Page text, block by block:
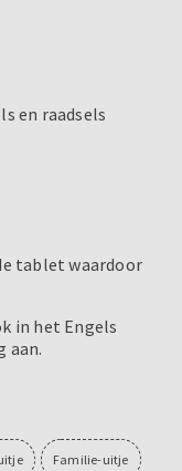
en raadsels
tablet waardoor
in het Engels
aan.
Familie-uitje